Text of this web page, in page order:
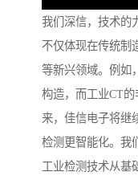
我们深信，技术的
不仅体现在传统制
等新兴领域。例如
构造，而工业CT
来，佳信电子将继
检测更智能化。我
工业检测技术从基